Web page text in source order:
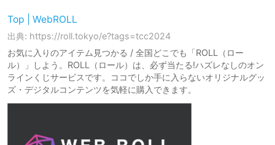
Top | WebROLL
出典: https://roll.tokyo/e?tags=tcc2024
お気に入りのアイテム見つかる / 全国どこでも「ROLL（ロー
ル）」しよう。ROLL（ロール）は、必ず当たる!ハズレなしのオン
ラインくじサービスです。ココでしか手に入らないオリジナルグッ
ズ・デジタルコンテンツを気軽に購入できます。